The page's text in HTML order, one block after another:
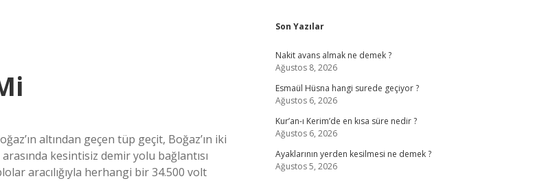
altından geçen tüp geçit, Boğaz’ın iki
kesintisiz demir yolu bağlantısı
aracılığıyla herhangi bir 34.500 volt
Sidebar
Son Yazılar
Nakit avans almak ne demek ?
Ağustos 8, 2026
Esmaül Hüsna hangi surede geçiyor ?
Ağustos 6, 2026
Kur’an-ı Kerim’de en kısa süre nedir ?
Ağustos 6, 2026
Ayaklarının yerden kesilmesi ne demek ?
Ağustos 5, 2026